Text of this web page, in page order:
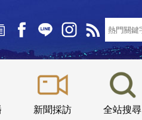
新聞採訪 全站搜尋